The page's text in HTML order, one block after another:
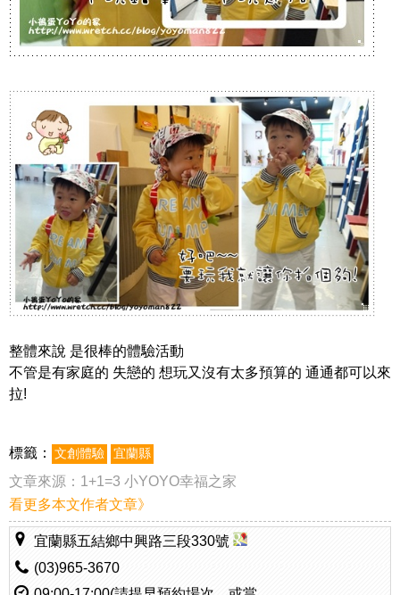
整體來說 是很棒的體驗活動
不管是有家庭的 失戀的 想玩又沒有太多預算的 通通都可以來
拉!
標籤： 文創體驗 宜蘭縣
文章來源： 1+1=3 小YOYO幸福之家
看更多本文作者文章》
宜蘭縣五結鄉中興路三段330號
(03)965-3670